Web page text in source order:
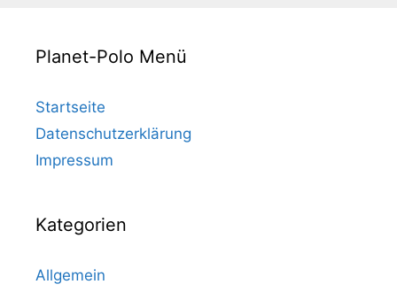
Planet-Polo Menü
Startseite
Datenschutzerklärung
Impressum
Kategorien
Allgemein